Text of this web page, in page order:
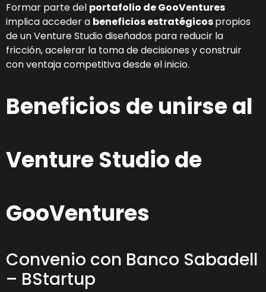
Formar parte del portafolio de GooVentures
implica acceder a beneficios estratégicospropios
de un Venture Studio diseñados para reducir la
fricción, acelerar la toma de decisiones y construir
con ventaja competitiva desde el inicio.
​Beneficios de unirse al
Venture Studio de
GooVentures
Convenio con Banco Sabadell
– BStartup